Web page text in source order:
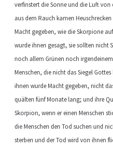
verfinstert die Sonne und die Luft von
aus dem Rauch kamen
Macht gegeben, wie die Skorpione
wurde ihnen gesagt, sie sollten nicht
noch allem Grünen noch
Menschen, die nicht das Siegel
ihnen wurde Macht gegeben, nicht
quälten fünf Monate lang; und ihre
Skorpion, wenn er einen Menschen
die Menschen den Tod suchen und
sterben und der Tod wird von ihnen